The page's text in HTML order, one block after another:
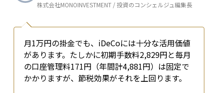
株式会社MONOINVESTMENT / 投資のコンシェルジュ編集長
月1万円の掛金でも、iDeCoには十分な活用価値
があります。たしかに初期手数料2,829円と毎月
の口座管理料171円（年間計4,881円）は固定で
かかりますが、節税効果がそれを上回ります。